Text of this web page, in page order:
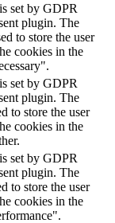
set by GDPR
plugin. The
to store the user
cookies in the
set by GDPR
plugin. The
to store the user
cookies in the
set by GDPR
plugin. The
to store the user
cookies in the